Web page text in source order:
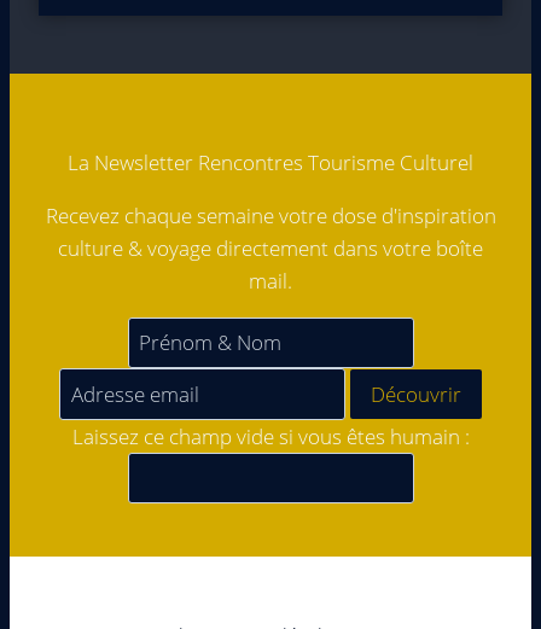
La Newsletter Rencontres Tourisme Culturel
Recevez chaque semaine votre dose d'inspiration
culture & voyage directement dans votre boîte
mail.
Laissez ce champ vide si vous êtes humain :